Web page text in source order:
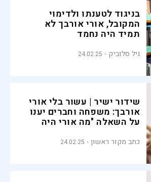
בניגוד לטענתו ולדימוי
המקובל, אורי אורבך לא
תמיד היה נחמד
גיל סלוביק 24.02.25
שידור ישיר | עשור בלי אורי
אורבך: משפחה וחברים יענו
על השאלה "מה אורי היה
כתב מקור ראשון 24.02.25